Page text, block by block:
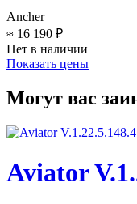
Ancher
≈ 16 190 ₽
Нет в наличии
Показать цены
Могут вас
Aviator